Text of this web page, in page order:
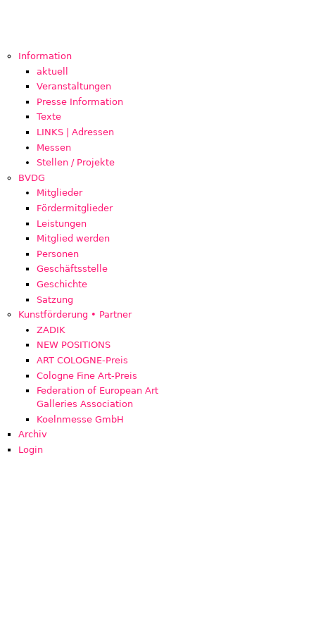
Information
aktuell
Veranstaltungen
Presse Information
Texte
LINKS | Adressen
Messen
Stellen / Projekte
BVDG
Mitglieder
Fördermitglieder
Leistungen
Mitglied werden
Personen
Geschäftsstelle
Geschichte
Satzung
Kunstförderung • Partner
ZADIK
NEW POSITIONS
ART COLOGNE-Preis
Cologne Fine Art-Preis
Federation of European Art
Galleries Association
Koelnmesse GmbH
Archiv
Login